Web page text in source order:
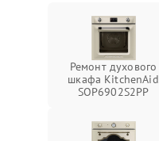
Ремонт духового
шкафа KitchenAid
SOP6902S2PP